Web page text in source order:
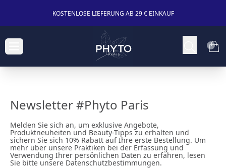
KOSTENLOSE LIEFERUNG AB 29 € EINKAUF
Newsletter #Phyto Paris
Melden Sie sich an, um exklusive Angebote,
Produktneuheiten und Beauty-Tipps zu erhalten und
sichern Sie sich 10% Rabatt auf Ihre erste Bestellung. Um
mehr über unsere Praktiken bei der Erfassung und
Verwendung Ihrer persönlichen Daten zu erfahren, lesen
Sie bitte unsere Datenschutzbestimmungen.